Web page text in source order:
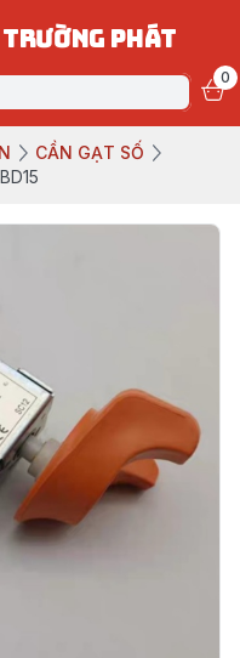
PHÁT
0
CẦN GẠT SỐ